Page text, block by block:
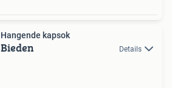
Hangende kapsok
Bieden Details